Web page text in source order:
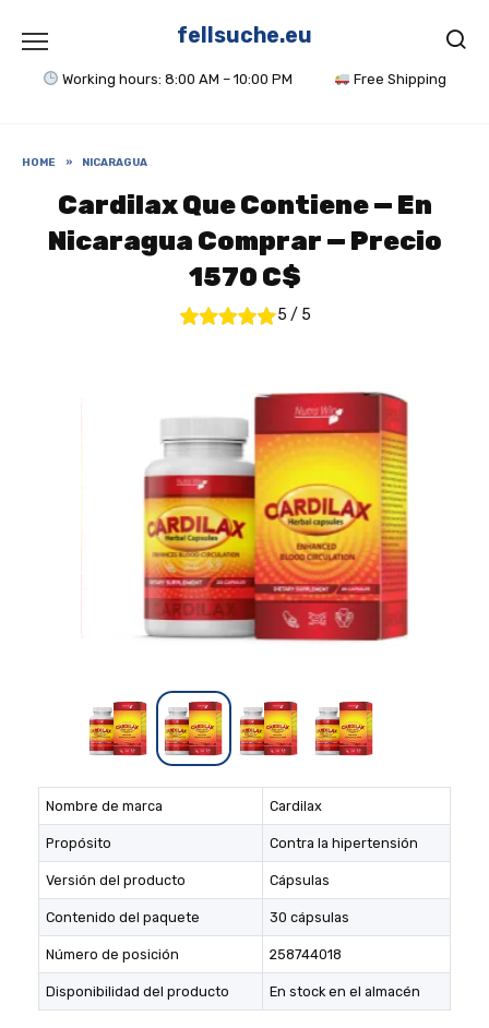
content
fellsuche.eu
Working hours: 8:00 AM – 10:00 PM Free Shipping
HOME » NICARAGUA
Cardilax Que Contiene — En
Nicaragua Comprar — Precio
1570 C$
5 / 5
Nombre de marca Cardilax
Propósito Contra la hipertensión
Versión del producto Cápsulas
Contenido del paquete 30 cápsulas
Número de posición 258744018
Disponibilidad del producto En stock en el almacén